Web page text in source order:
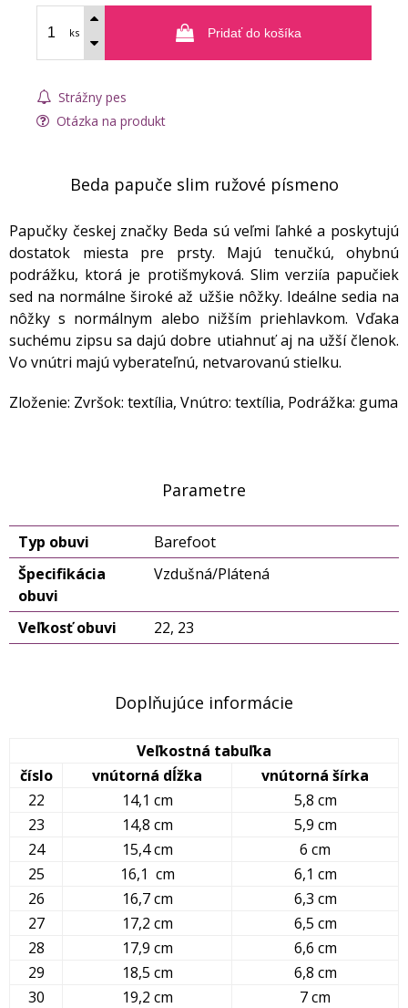
ks Pridať do košíka
Strážny pes
Otázka na produkt
Beda papuče slim ružové písmeno
Papučky českej značky Beda sú veľmi ľahké a poskytujú
dostatok miesta pre prsty. Majú tenučkú, ohybnú
podrážku, ktorá je protišmyková. Slim verziía papučiek
sed na normálne široké až užšie nôžky. Ideálne sedia na
nôžky s normálnym alebo nižším priehlavkom. Vďaka
suchému zipsu sa dajú dobre utiahnuť aj na užší členok.
Vo vnútri majú vyberateľnú, netvarovanú stielku.
Zloženie: Zvršok: textília, Vnútro: textília, Podrážka: guma
Parametre
Typ obuvi
Barefoot
Špecifikácia
obuvi
Vzdušná/Plátená
Veľkosť obuvi 22, 23
Doplňujúce informácie
Veľkostná tabuľka
číslo
vnútorná dĺžka
vnútorná šírka
22
14,1 cm
5,8 cm
23
14,8 cm
5,9 cm
24
15,4 cm
6 cm
25
16,1 cm
6,1 cm
26
16,7 cm
6,3 cm
27
17,2 cm
6,5 cm
28
17,9 cm
6,6 cm
29
18,5 cm
6,8 cm
30
19,2 cm
7 cm